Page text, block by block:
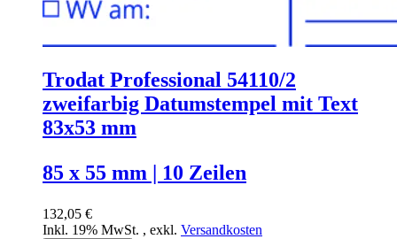
Trodat Professional 54110/2
zweifarbig Datumstempel mit Text
83x53 mm
85 x 55 mm | 10 Zeilen
132,05 €
Inkl. 19% MwSt. , exkl. Versandkosten